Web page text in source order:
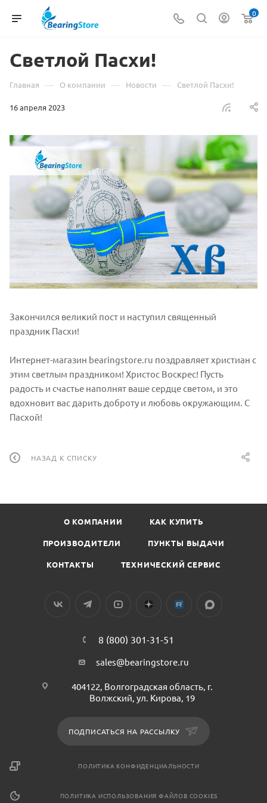
0
Светлой Пасхи!
Главная — О компании — Новости — Светлой Пасхи!
16 апреля 2023
Закончился великий пост и наступил священный
праздник Пасхи!
Интернет-магазин bearingstore.ru поздравляет христиан с
этим светлым праздником! Христос Воскрес! Пусть
радость и счастье наполнят ваше сердце светом, и это
вдохновит вас дарить доброту и любовь окружающим. С
Пасхой!
НАЗАД К СПИСКУ
О КОМПАНИИ КАК КУПИТЬ
ПРОИЗВОДИТЕЛИ ПУНКТЫ ВЫДАЧИ
КОНТАКТЫ ТЕХНИЧЕСКИЙ СЕРВИС
8 (800) 301-31-51
sales@bearingstore.ru
404122, Волгоградская область, г.
Волжский, ул. Кирова, 19
ПОДПИСАТЬСЯ НА РАССЫЛКУ
ПОЛИТИКА КОНФИДЕНЦИАЛЬНОСТИ
ПОЛИТИКА ИСПОЛЬЗОВАНИЯ ФАЙЛОВ COOKIES